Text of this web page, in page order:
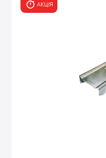
АКЦІЯ